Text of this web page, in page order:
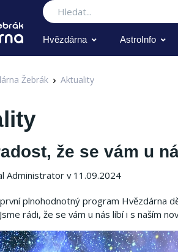
Hledat
Hvězdárna AstroInfo
Žebrák Aktuality
že se vám u
Administrator v 11.09.2024
plnohodnotný program Hvězdárna
rádi, že se vám u nás líbí i s naším